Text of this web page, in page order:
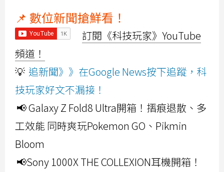
📌 數位新聞搶鮮看！
訂閱《科技玩家》YouTube
頻道！
💡 追新聞》》在Google News按下追蹤，科
技玩家好文不漏接！
📢 Galaxy Z Fold8 Ultra開箱！摺痕退散、多
工效能 同時爽玩Pokemon GO、Pikmin
Bloom
📢Sony 1000X THE COLLEXION耳機開箱！